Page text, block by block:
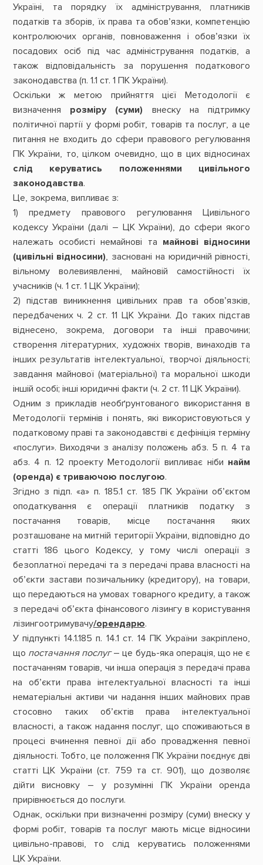
Україні, та порядку їх адміністрування, платників
податків та зборів, їх права та обов’язки, компетенцію
контролюючих органів, повноваження і обов’язки їх
посадових осіб під час адміністрування податків, а
також відповідальність за порушення податкового
законодавства (п. 1.1 ст. 1 ПК України).
Оскільки ж метою прийняття цієї Методології є
визначення розміру (суми) внеску на підтримку
політичної партії у формі робіт, товарів та послуг, а це
питання не входить до сфери правового регулювання
ПК України, то, цілком очевидно, що в цих відносинах
слід керуватись положеннями цивільного
законодавства.
Це, зокрема, випливає з:
1) предмету правового регулювання Цивільного
кодексу України (далі – ЦК України), до сфери якого
належать особисті немайнові та майнові відносини
(цивільні відносини), засновані на юридичній рівності,
вільному волевиявленні, майновій самостійності їх
учасників (ч. 1 ст. 1 ЦК України);
2) підстав виникнення цивільних прав та обов’язків,
передбачених ч. 2 ст. 11 ЦК України. До таких підстав
віднесено, зокрема, договори та інші правочини;
створення літературних, художніх творів, винаходів та
інших результатів інтелектуальної, творчої діяльності;
завдання майнової (матеріальної) та моральної шкоди
іншій особі; інші юридичні факти (ч. 2 ст. 11 ЦК України).
Одним з прикладів необґрунтованого використання в
Методології термінів і понять, які використовуються у
податковому праві та законодавстві є дефініція терміну
«послуги». Виходячи з аналізу положень абз. 5 п. 4 та
абз. 4 п. 12 проекту Методології випливає ніби найм
(оренда) є триваючою послугою.
Згідно з підп. «а» п. 185.1 ст. 185 ПК України об’єктом
оподаткування є операції платників податку з
постачання товарів, місце постачання яких
розташоване на митній території України, відповідно до
статті 186 цього Кодексу, у тому числі операції з
безоплатної передачі та з передачі права власності на
об’єкти застави позичальнику (кредитору), на товари,
що передаються на умовах товарного кредиту, а також
з передачі об’єкта фінансового лізингу в користування
лізингоотримувачу/орендарю.
У підпункті 14.1.185 п. 14.1 ст. 14 ПК України закріплено,
що постачання послуг– це будь-яка операція, що не є
постачанням товарів, чи інша операція з передачі права
на об’єкти права інтелектуальної власності та інші
нематеріальні активи чи надання інших майнових прав
стосовно таких об’єктів права інтелектуальної
власності, а також надання послуг, що споживаються в
процесі вчинення певної дії або провадження певної
діяльності. Тобто, це положення ПК України поєднує дві
статті ЦК України (ст. 759 та ст. 901), що дозволяє
дійти висновку – у розумінні ПК України оренда
прирівнюється до послуги.
Однак, оскільки при визначенні розміру (суми) внеску у
формі робіт, товарів та послуг мають місце відносини
цивільно-правові, то слід керуватись положеннями
ЦК України.